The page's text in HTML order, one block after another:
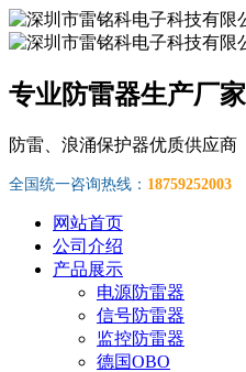
专业防雷器生产厂家
防雷、浪涌保护器优质供应商
全国统一咨询热线： 18759252003
网站首页
公司介绍
产品展示
电源防雷器
信号防雷器
监控防雷器
德国OBO